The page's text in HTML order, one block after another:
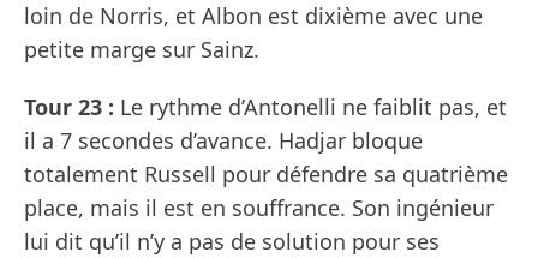
loin de Norris, et Albon est dixième avec une
petite marge sur Sainz.
Tour 23 : Le rythme d’Antonelli ne faiblit pas, et
il a 7 secondes d’avance. Hadjar bloque
totalement Russell pour défendre sa quatrième
place, mais il est en souffrance. Son ingénieur
lui dit qu’il n’y a pas de solution pour ses